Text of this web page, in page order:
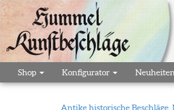
Shop Konfigurator Neuheiten
Antike historische